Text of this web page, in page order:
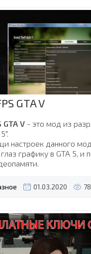
GTA V
GTA V - это мод из
настроек данного
графику в GTA 5, и
01.03.2020